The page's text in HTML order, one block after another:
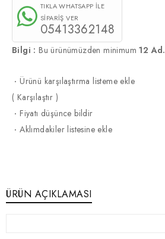
TIKLA WHATSAPP İLE
SİPARİŞ VER
05413362148
Bilgi : Bu ürünümüzden minimum12 Ad.
·Ürünü karşılaştırma listeme ekle
( Karşılaştır )
·Fiyatı düşünce bildir
·Aklımdakiler listesine ekle
ÜRÜN AÇIKLAMASI